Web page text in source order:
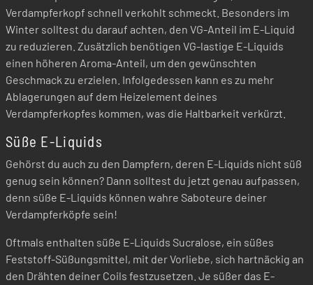
Verdampferkopf schnell verkohlt schmeckt. Besonders im
Winter solltest du darauf achten, den VG-Anteil im E-Liquid
zu reduzieren. Zusätzlich benötigen VG-lastige E-Liquids
einen höheren Aroma-Anteil, um den gewünschten
Geschmack zu erzielen. Infolgedessen kann es zu mehr
Ablagerungen auf dem Heizelement deines
Verdampferkopfes kommen, was die Haltbarkeit verkürzt.
Süße E-Liquids
Gehörst du auch zu den Dampfern, deren E-Liquids nicht süß
genug sein können? Dann solltest du jetzt genau aufpassen,
denn süße E-Liquids können wahre Saboteure deiner
Verdampferköpfe sein!
Oftmals enthalten süße E-Liquids Sucralose, ein süßes
Feststoff-Süßungsmittel, mit der Vorliebe, sich hartnäckig an
den Drähten deiner Coils festzusetzen. Je süßer das E-